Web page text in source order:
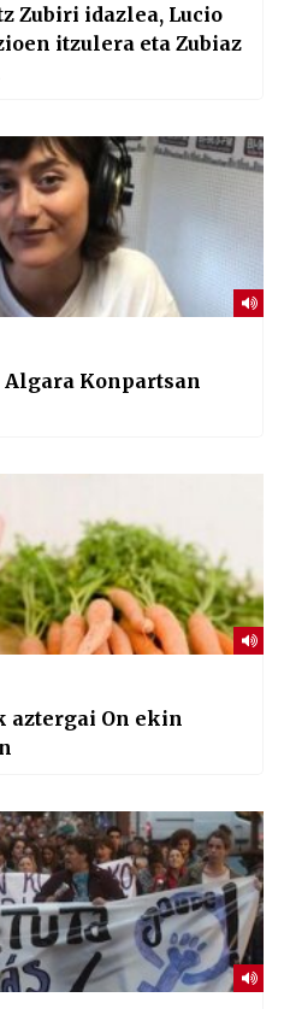
Zubiri idazlea, Lucio
itzulera eta Zubiaz
Algara Konpartsan
On ekin